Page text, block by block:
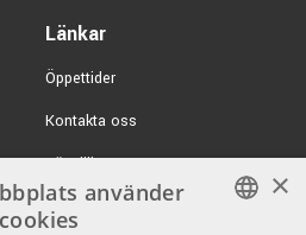
Ride
3790 kr/st
Länkar
Öppettider
Kontakta oss
Köpvillkor
Butiken
×
använder
cookies